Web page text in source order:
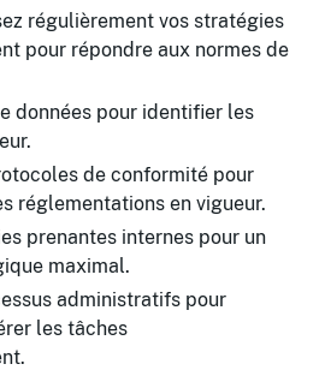
régulièrement vos stratégies
pour répondre aux normes de
données pour identifier les
de conformité pour
réglementations en vigueur.
prenantes internes pour un
maximal.
administratifs pour
les tâches